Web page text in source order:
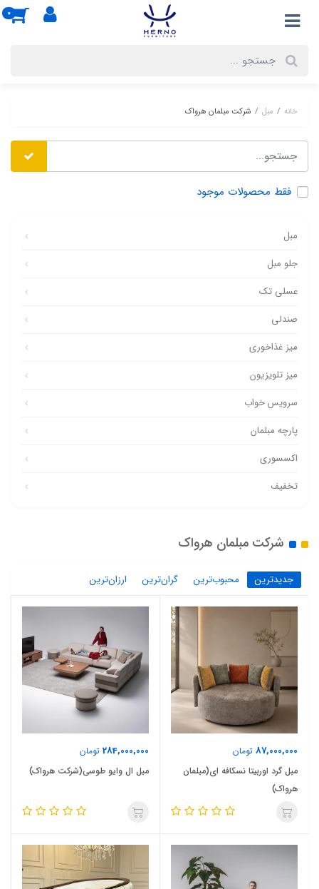
0
خانه مبل شرکت مبلمان هرواک
فقط محصولات موجود
مبل
جلو مبل
عسلی تک
صندلی
میز غذاخوری
میز تلویزیون
سرویس خواب
پارچه مبلمان
اکسسوری
تخفیف
شرکت مبلمان هرواک
جدیدترین محبوب‌ترین گران‌ترین ارزان‌ترین
87,000,000 تومان
مبل گرد اوربیتا نسکافه ای(مبلمان
هرواک)
284,000,000 تومان
مبل ال وایو طوسی(شرکت هرواک)